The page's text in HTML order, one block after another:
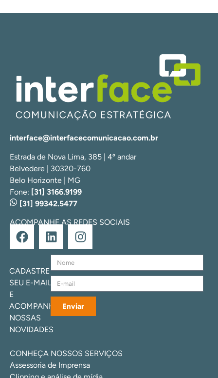
interface@interfacecomunicacao.com.br
Estrada de Nova Lima, 385 | 4º andar
Belvedere | 30320-760
Belo Horizonte | MG
Fone: [31] 3166.9199
[31] 99342.5477
ACOMPANHE AS REDES SOCIAIS
CADASTRE
SEU E-MAIL
E
ACOMPANHE
NOSSAS
NOVIDADES
Enviar
CONHEÇA NOSSOS SERVIÇOS
Assessoria de Imprensa